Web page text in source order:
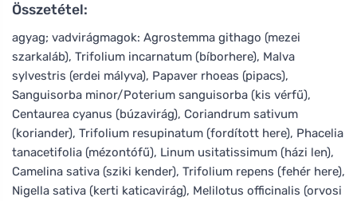
Összetétel:
agyag; vadvirágmagok: Agrostemma githago (mezei
szarkaláb), Trifolium incarnatum (bíborhere), Malva
sylvestris (erdei mályva), Papaver rhoeas (pipacs),
Sanguisorba minor/Poterium sanguisorba (kis vérfű),
Centaurea cyanus (búzavirág), Coriandrum sativum
(koriander), Trifolium resupinatum (fordított here), Phacelia
tanacetifolia (mézontófű), Linum usitatissimum (házi len),
Camelina sativa (sziki kender), Trifolium repens (fehér here),
Nigella sativa (kerti katicavirág), Melilotus officinalis (orvosi